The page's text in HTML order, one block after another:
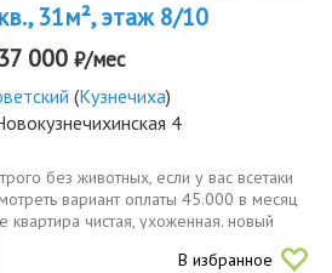
31м², этаж 8/10
37 000 ₽/мес
(Кузнечиха)
4
без животных, если у вас всетаки
вариант оплаты 45.000 в месяц
чистая, ухоженная. новый
шкаф, микроволновка, посудомойка,...
В избранное